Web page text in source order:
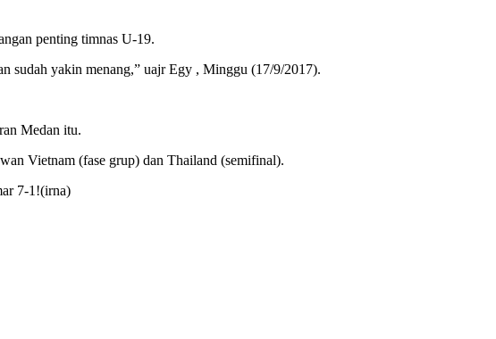
penting timnas U-19.
sudah yakin menang,” uajr Egy , Minggu (17/9/2017).
Medan itu.
Vietnam (fase grup) dan Thailand (semifinal).
7-1!(irna)